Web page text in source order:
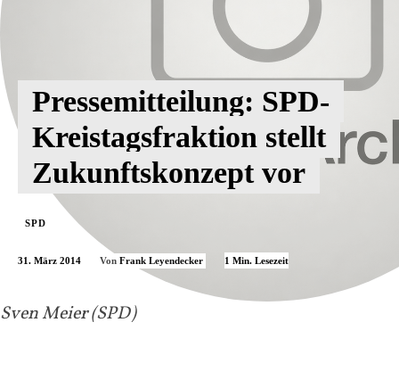
Sven Meier (SPD)
Pressemitteilung: SPD-
Kreistagsfraktion stellt
Zukunftskonzept vor
SPD
31. März 2014 Von Frank Leyendecker 1 Min. Lesezeit